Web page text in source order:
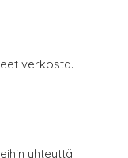
verkosta.
yhteyttä